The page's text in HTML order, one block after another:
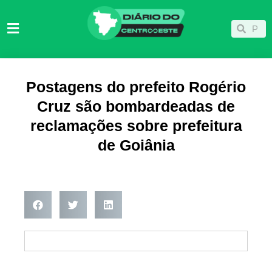
para
Pesquisar
Postagens do prefeito Rogério
Cruz são bombardeadas de
reclamações sobre prefeitura
de Goiânia